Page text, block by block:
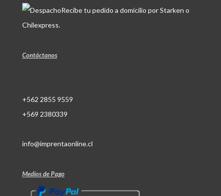
Recibe tu pedido a domicilio por Starken o
Chilexpress.
Contáctanos
+562 2855 9559
+569 2380339
info@imprentaonline.cl
Medios de Pago